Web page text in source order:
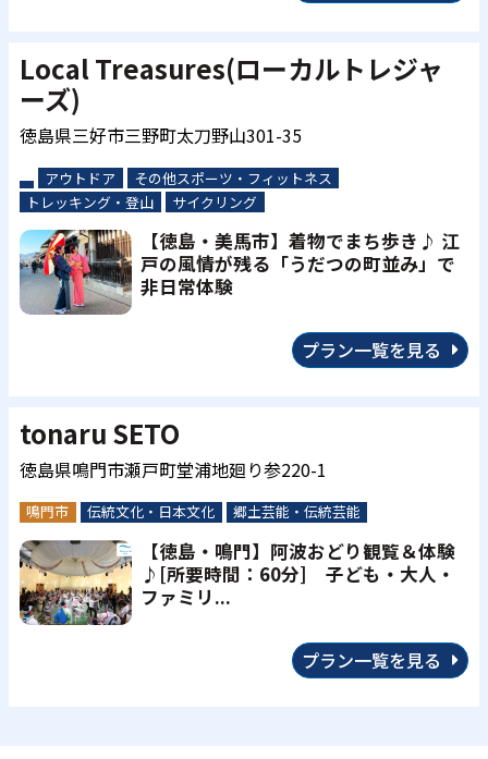
Local Treasures(ローカルトレジャ
ーズ)
徳島県三好市三野町太刀野山301-35
アウトドア
その他スポーツ・フィットネス
トレッキング・登山
サイクリング
【徳島・美馬市】着物でまち歩き♪ 江
戸の風情が残る「うだつの町並み」で
非日常体験
プラン一覧を見る
tonaru SETO
徳島県鳴門市瀬戸町堂浦地廻り参220-1
鳴門市 伝統文化・日本文化 郷土芸能・伝統芸能
【徳島・鳴門】阿波おどり観覧＆体験
♪[所要時間：60分] 子ども・大人・
ファミリ...
プラン一覧を見る